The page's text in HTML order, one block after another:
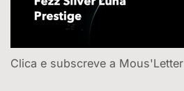
Clica e subscreve a Mous'Letter